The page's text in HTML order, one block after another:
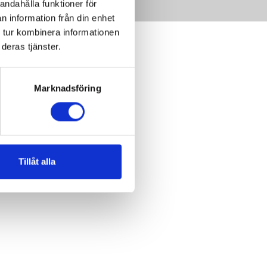
funktioner för
information från din enhet
kombinera informationen
tjänster.
Marknadsföring
Tillåt alla